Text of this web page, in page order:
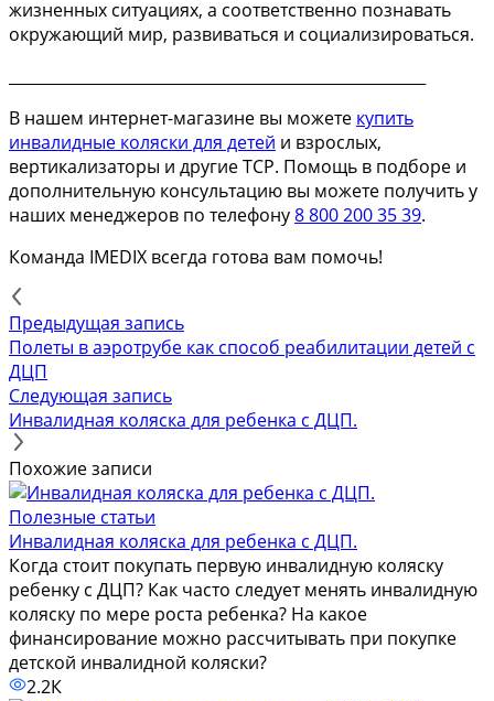
жизненных ситуациях, а соответственно познавать
окружающий мир, развиваться и социализироваться.
В нашем интернет-магазине вы можете купить
инвалидные коляски для детей и взрослых,
вертикализаторы и другие ТСР. Помощь в подборе и
дополнительную консультацию вы можете получить у
наших менеджеров по телефону8 800 200 35 39.
Команда IMEDIX всегда готова вам помочь!
Предыдущая запись
Полеты в аэротрубе как способ реабилитации детей с
ДЦП
Следующая запись
Инвалидная коляска для ребенка с ДЦП.
Похожие записи
Полезные статьи
Инвалидная коляска для ребенка с ДЦП.
Когда стоит покупать первую инвалидную коляску
ребенку с ДЦП? Как часто следует менять инвалидную
коляску по мере роста ребенка? На какое
финансирование можно рассчитывать при покупке
детской инвалидной коляски?
2.2К